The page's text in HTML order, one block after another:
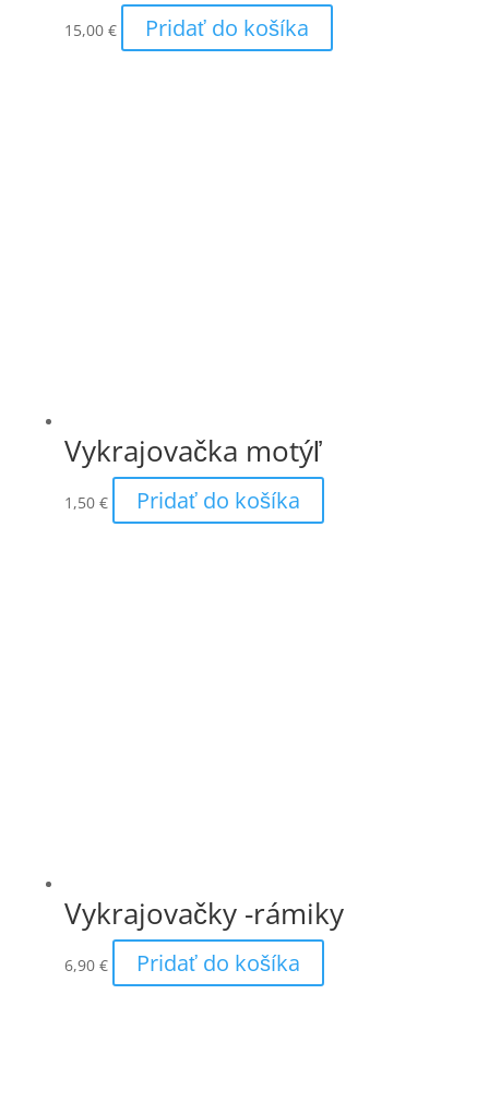
15,00 € Pridať do košíka
Vykrajovačka motýľ
1,50 € Pridať do košíka
Vykrajovačky -rámiky
6,90 € Pridať do košíka